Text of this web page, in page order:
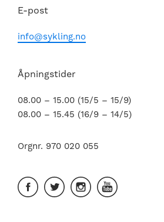
E-post
info@sykling.no
Åpningstider
08.00 – 15.00 (15/5 – 15/9)
08.00 – 15.45 (16/9 – 14/5)
Orgnr. 970 020 055